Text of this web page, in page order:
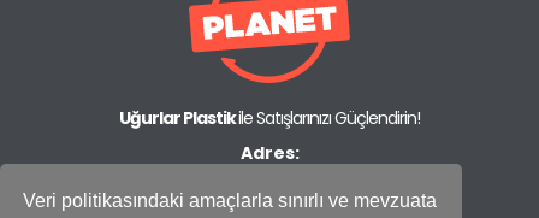
Veri politikasındaki amaçlarla sınırlı ve mevzuata
Uğurlar Plastikile Satışlarınızı Güçlendirin!
Adres:
34490 Başakşehir - İstanbul / Türkiye